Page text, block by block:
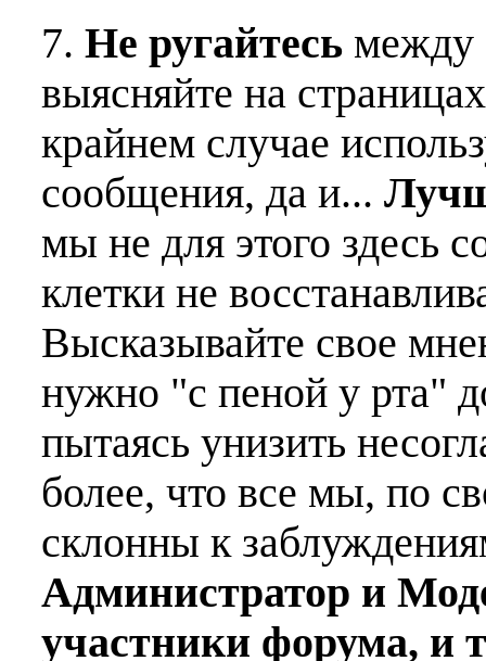
7. Не ругайтесь между
выясняйте на
крайнем случае
сообщения, да и...
мы не для этого здесь
клетки не
Высказывайте свое
нужно "с пеной у рта"
пытаясь унизить
более, что все мы, по
склонны к
Администратор и
участники форума, и